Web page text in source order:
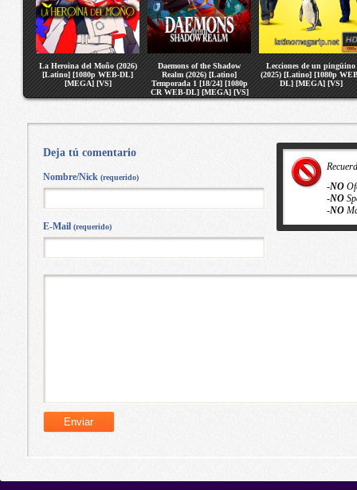
La Heroina del Moño (2026)
[Latino] [1080p WEB-DL]
[MEGA] [VS]
Daemons of the Shadow
Realm (2026) [Latino]
Temporada 1 [18/24] [1080p
CR WEB-DL] [MEGA] [VS]
Lecciones de un pingüino
(2025) [Latino] [1080p
DL] [MEGA] [VS]
-NO
-NO
-NO
Deja tú comentario
Nombre/Nick (requerido)
E-Mail (requerido)